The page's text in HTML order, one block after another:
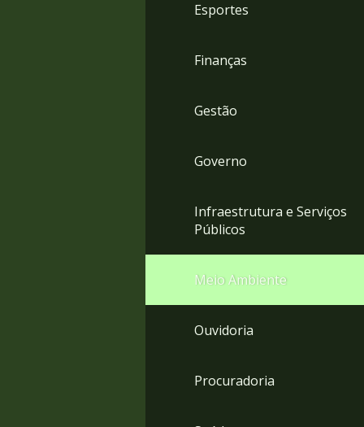
Esportes
Finanças
Gestão
Governo
Infraestrutura e Serviços
Públicos
Meio Ambiente
Ouvidoria
Procuradoria